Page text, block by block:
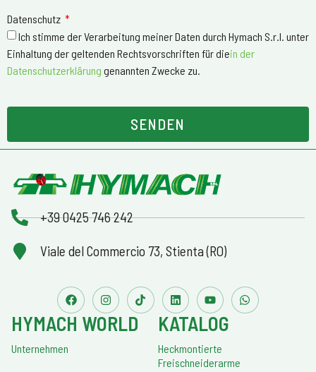
Datenschutz
Ich stimme der Verarbeitung meiner Daten durch Hymach S.r.l. unter
Einhaltung der geltenden Rechtsvorschriften für diein der
Datenschutzerklärung genannten Zwecke zu.
SENDEN
+39 0425 746 242
Viale del Commercio 73, Stienta (RO)
HYMACH WORLD
Unternehmen
KATALOG
Heckmontierte
Freischneiderarme